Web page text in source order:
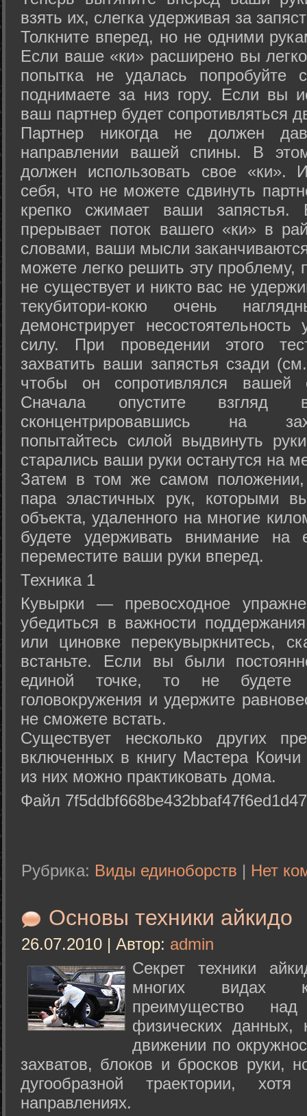
взять их, слегка удерживая за
Толкните вперед, но не одними
Если ваше «ки» расширено вы
попытка не удалась попробуйте
поднимаете за низ гору. Если вы
ваш партнер будет сопротивляться
Партнер никогда не должен
направлении вашей спины. В
должен использовать свое «ки».
себя, что не можете сдвинуть
крепко сжимает ваши запястья.
прерывает поток вашего «ки» в
словами, ваши мысли
можете легко решить эту проблему,
не существует и никто вас не
текубитори-кокю очень
демонстрирует
силу. При проведении этого
захватить ваши запястья сзади
чтобы он сопротивлялся вашей
Сначала опустите
сконцентрировавшись на
попытайтесь силой выдвинуть
старались ваши руки останутся на
Затем в том же самом положении,
пара эластичных рук, которыми
объекта, удаленного на многие
будете удерживать внимание на
переместите ваши руки вперед.
Техника 1
Кувырки — превосходное
убедиться в важности
или циновке перекувыркнитесь,
встаньте. Если вы были
единой точке, то не будете
головокружения и удержите
не сможете встать.
Существует несколько других
включенных в книгу Мастера
из них можно практиковать дома.
Файл
Рубрика: Виды единоборств | Нет
Основы техники айкидо
26.07.2010 | Автор: admin
Секрет техники
многих видах
преимущество
физических данных,
движении по
захватов, блоков и бросков руки,
дугообразной траектории,
направлениях.